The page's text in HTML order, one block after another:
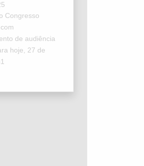
Congresso
de audiência
hoje, 27 de